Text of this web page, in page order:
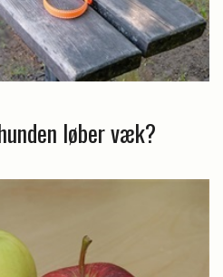
løber væk?